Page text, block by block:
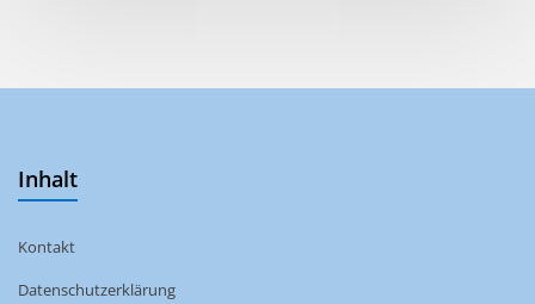
Inhalt
Kontakt
Datenschutzerklärung